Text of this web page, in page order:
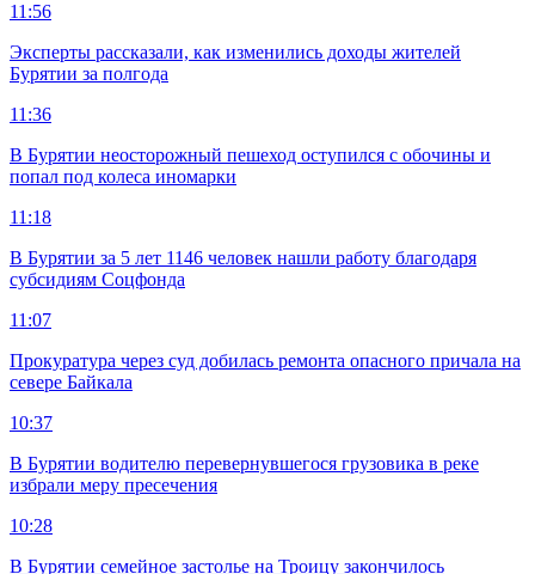
11:56
Эксперты рассказали, как изменились доходы жителей
Бурятии за полгода
11:36
В Бурятии неосторожный пешеход оступился с обочины и
попал под колеса иномарки
11:18
В Бурятии за 5 лет 1146 человек нашли работу благодаря
субсидиям Соцфонда
11:07
Прокуратура через суд добилась ремонта опасного причала на
севере Байкала
10:37
В Бурятии водителю перевернувшегося грузовика в реке
избрали меру пресечения
10:28
В Бурятии семейное застолье на Троицу закончилось